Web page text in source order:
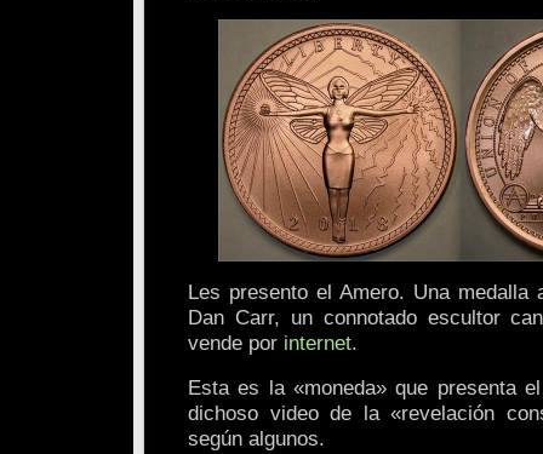
Les presento el Amero. Una medalla
Dan Carr, un connotado escultor
vende por internet.
Esta es la «moneda» que presenta
dichoso video de la «revelación
según algunos.